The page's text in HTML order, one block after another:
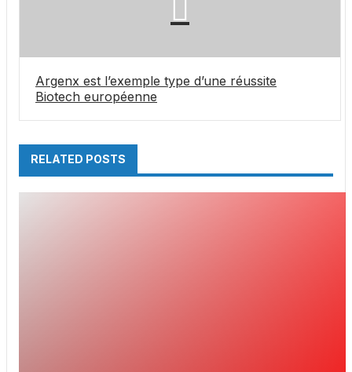
Argenx est l’exemple type d’une réussite
Biotech européenne
RELATED POSTS